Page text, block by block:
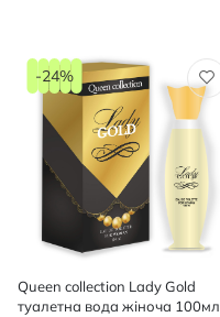
Queen collection Lady Gold
туалетна вода жіноча 100мл
-24%